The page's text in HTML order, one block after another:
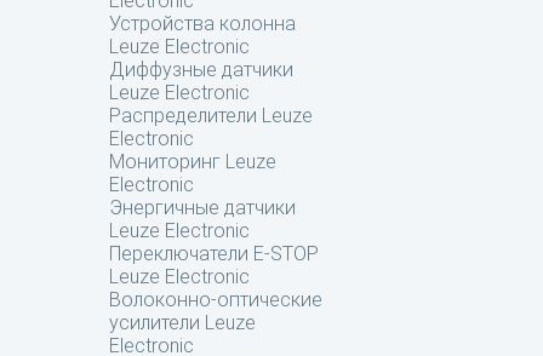
Устройства колонна
Leuze Electronic
Диффузные датчики
Leuze Electronic
Распределители Leuze
Electronic
Мониторинг Leuze
Electronic
Энергичные датчики
Leuze Electronic
Переключатели E-STOP
Leuze Electronic
Волоконно-оптические
усилители Leuze
Electronic